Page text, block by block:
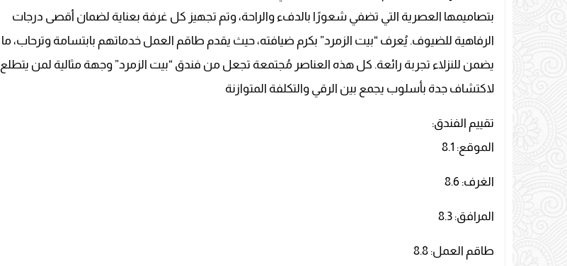
بتصاميمها العصرية التي تضفي شعورًا بالدفء والراحة، وتم تجهيز كل غرفة بعناية لضمان أقصى درجات
الرفاهية للضيوف. يُعرف “بيت الزمرد” بكرم ضيافته، حيث يقدم طاقم العمل خدماتهم بابتسامة وترحاب، ما
يضمن للنزلاء تجربة رائعة. كل هذه العناصر مُجتمعة تجعل من فندق “بيت الزمرد” وجهة مثالية لمن يتطلع
لاكتشاف جدة بأسلوب يجمع بين الرقي والتكلفة المتوازنة
تقييم الفندق:
الموقع: 8.1
الغرف: 8.6
المرافق: 8.3
طاقم العمل: 8.8